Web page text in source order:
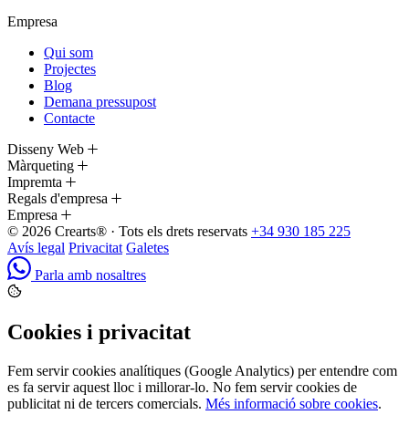
Empresa
Qui som
Projectes
Blog
Demana pressupost
Contacte
Disseny Web
Màrqueting
Impremta
Regals d'empresa
Empresa
© 2026 Crearts® · Tots els drets reservats +34 930 185 225
Avís legal Privacitat Galetes
Parla amb nosaltres
Cookies i privacitat
Fem servir cookies analítiques (Google Analytics) per entendre com
es fa servir aquest lloc i millorar-lo. No fem servir cookies de
publicitat ni de tercers comercials. Més informació sobre cookies.